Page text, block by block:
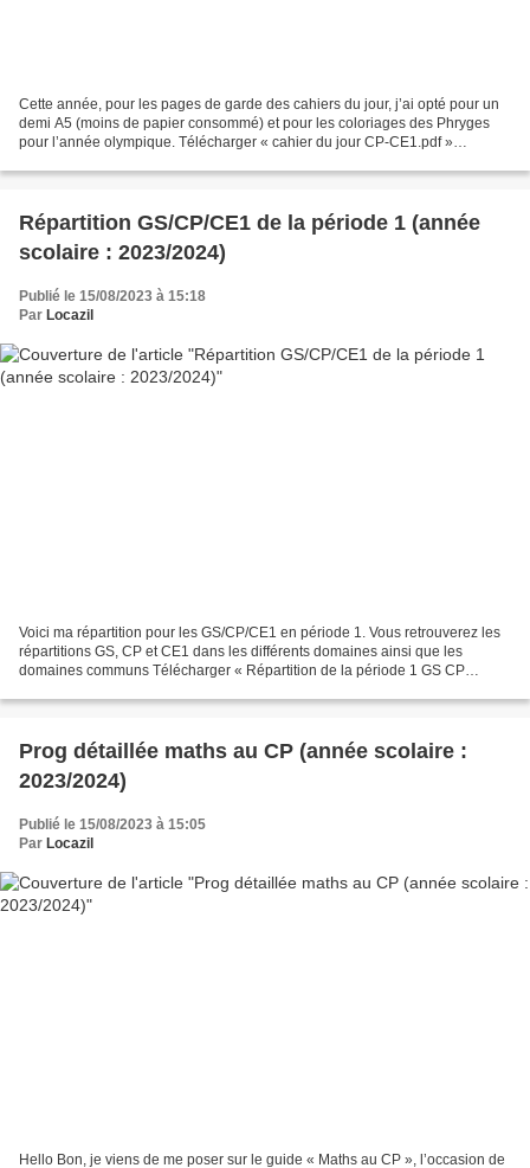
Cette année, pour les pages de garde des cahiers du jour, j’ai opté pour un
demi A5 (moins de papier consommé) et pour les coloriages des Phryges
pour l’année olympique. Télécharger « cahier du jour CP-CE1.pdf »
Répartition GS/CP/CE1 de la période 1 (année
scolaire : 2023/2024)
Publié le 15/08/2023 à 15:18
Par Locazil
Voici ma répartition pour les GS/CP/CE1 en période 1. Vous retrouverez les
répartitions GS, CP et CE1 dans les différents domaines ainsi que les
domaines communs Télécharger « Répartition de la période 1 GS CP
Prog détaillée maths au CP (année scolaire :
2023/2024)
Publié le 15/08/2023 à 15:05
Par Locazil
Hello Bon, je viens de me poser sur le guide « Maths au CP », l’occasion de